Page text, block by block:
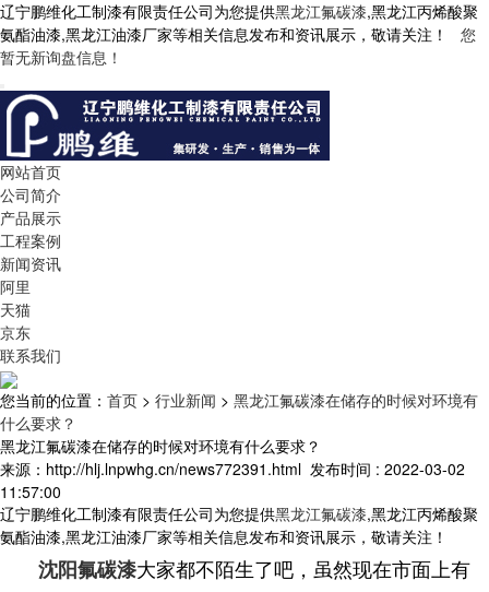
辽宁鹏维化工制漆有限责任公司为您提供黑龙江氟碳漆,黑龙江丙烯酸聚
氨酯油漆,黑龙江油漆厂家等相关信息发布和资讯展示，敬请关注！ 您
暂无新询盘信息！
网站首页
公司简介
产品展示
工程案例
新闻资讯
阿里
天猫
京东
联系我们
您当前的位置： 首页 > 行业新闻 > 黑龙江氟碳漆在储存的时候对环境有
什么要求？
黑龙江氟碳漆在储存的时候对环境有什么要求？
来源：http://hlj.lnpwhg.cn/news772391.html 发布时间 : 2022-03-02
11:57:00
辽宁鹏维化工制漆有限责任公司为您提供黑龙江氟碳漆,黑龙江丙烯酸聚
氨酯油漆,黑龙江油漆厂家等相关信息发布和资讯展示，敬请关注！
沈阳氟碳漆大家都不陌生了吧，虽然现在市面上有